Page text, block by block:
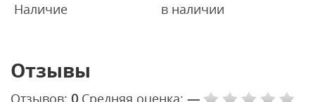
Наличие в наличии
Отзывы